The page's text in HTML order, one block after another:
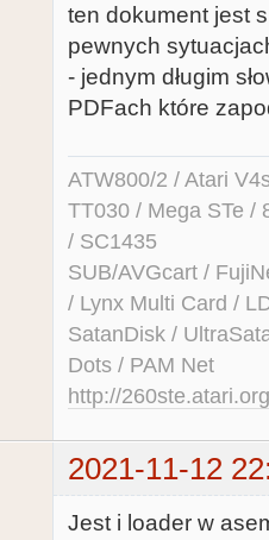
ten dokument jest
pewnych
- jednym długim
PDFach które
ATW800/2 / Atari
TT030 / Mega STe /
/ SC1435
SUB/AVGcart /
/ Lynx Multi Card /
SatanDisk /
Dots / PAM Net
http://260ste.atari.org
2021-11-12
Jest i loader w